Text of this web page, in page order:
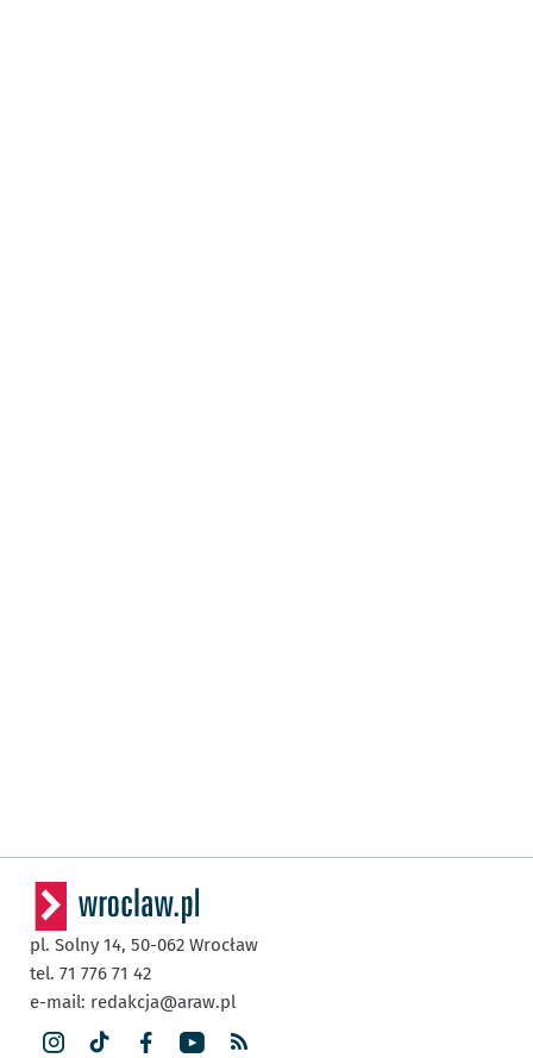
pl. Solny 14, 50-062 Wrocław
tel. 71 776 71 42
e-mail: redakcja@araw.pl